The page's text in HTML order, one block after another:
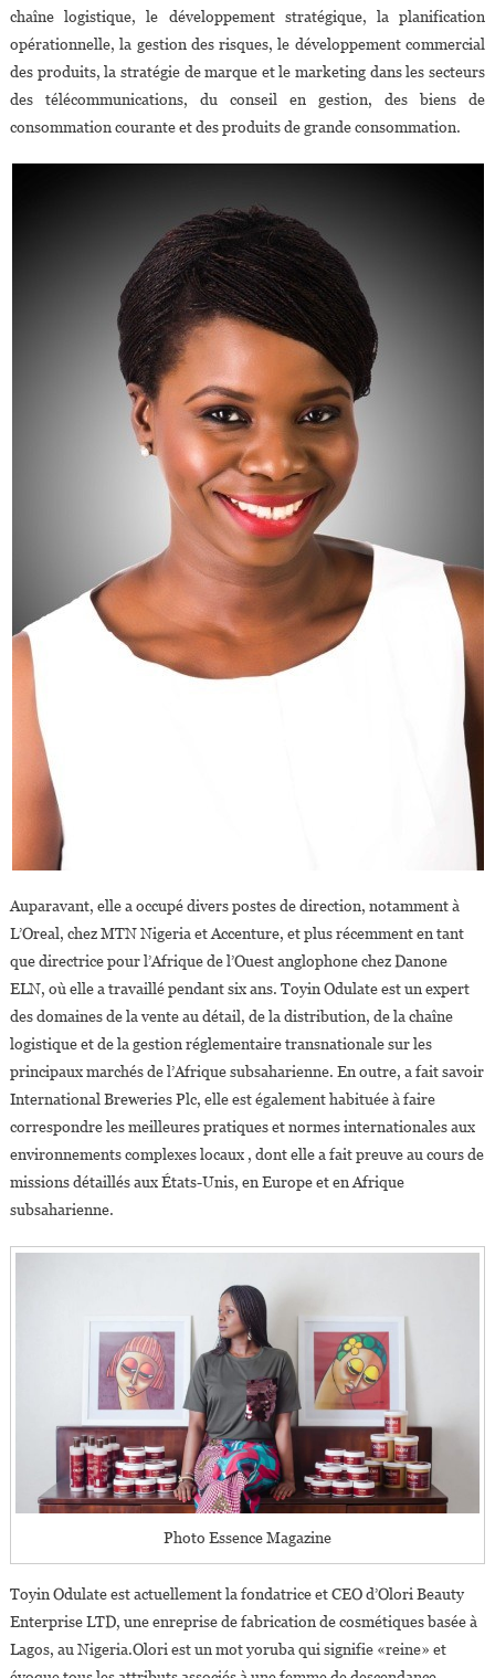
chaîne logistique, le développement stratégique, la planification
opérationnelle, la gestion des risques, le développement commercial
des produits, la stratégie de marque et le marketing dans les secteurs
des télécommunications, du conseil en gestion, des biens de
consommation courante et des produits de grande consommation.
Auparavant, elle a occupé divers postes de direction, notamment à
L’Oreal, chez MTN Nigeria et Accenture, et plus récemment en tant
que directrice pour l’Afrique de l’Ouest anglophone chez Danone
ELN, où elle a travaillé pendant six ans. Toyin Odulate est un expert
des domaines de la vente au détail, de la distribution, de la chaîne
logistique et de la gestion réglementaire transnationale sur les
principaux marchés de l’Afrique subsaharienne. En outre, a fait savoir
International Breweries Plc, elle est également habituée à faire
correspondre les meilleures pratiques et normes internationales aux
environnements complexes locaux , dont elle a fait preuve au cours de
missions détaillés aux États-Unis, en Europe et en Afrique
subsaharienne.
Photo Essence Magazine
Toyin Odulate est actuellement la fondatrice et CEO d’Olori Beauty
Enterprise LTD, une enreprise de fabrication de cosmétiques basée à
Lagos, au Nigeria.Olori est un mot yoruba qui signifie «reine» et